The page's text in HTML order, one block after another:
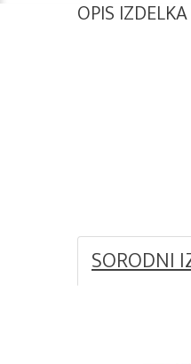
OPIS IZDELKA
SORODNI